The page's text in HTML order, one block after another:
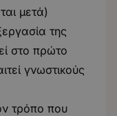
μετά)
της
στο πρώτο
γνωστικούς
τρόπο που